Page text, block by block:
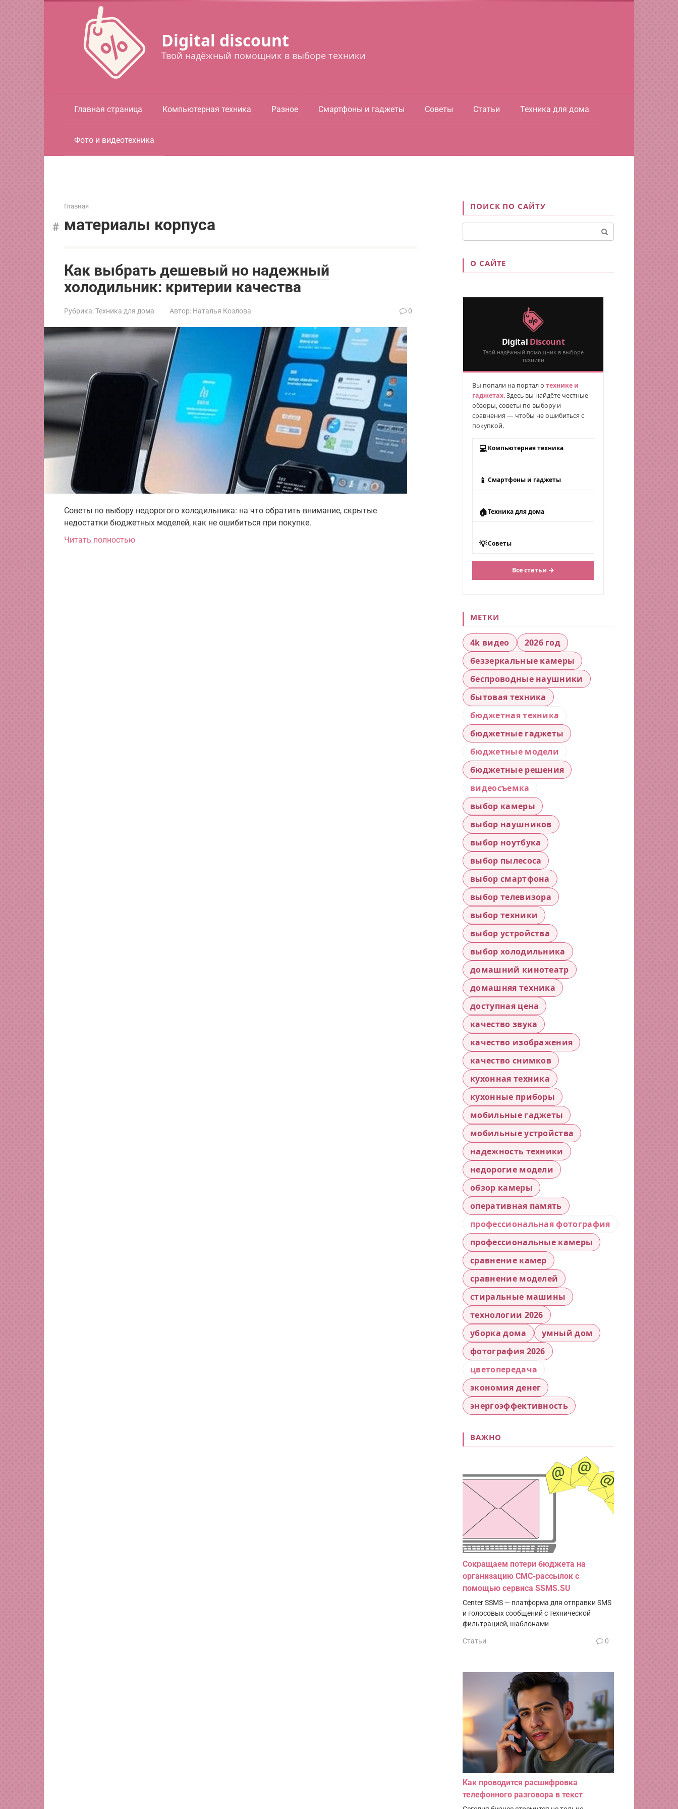
Digital discount
Твой надёжный помощник в выборе техники
Главная страница Компьютерная техника Разное Смартфоны и гаджеты Советы Статьи Техника для дома
Фото и видеотехника
Главная
материалы корпуса
Как выбрать дешевый но надежный
холодильник: критерии качества
Рубрика:Техника для дома Автор: Наталья Козлова 0
Советы по выбору недорогого холодильника: на что обратить внимание, скрытые
недостатки бюджетных моделей, как не ошибиться при покупке.
Читать полностью
ПОИСК ПО САЙТУ
О САЙТЕ
Digital Discount
Твой надёжный помощник в выборе
техники
Вы попали на портал о технике и
гаджетах. Здесь вы найдёте честные
обзоры, советы по выбору и
сравнения — чтобы не ошибиться с
покупкой.
💻 Компьютерная техника
📱 Смартфоны и гаджеты
🏠Техника для дома
💡Советы
Все статьи →
МЕТКИ
4k видео
2026 год
беззеркальные камеры
беспроводные наушники
бытовая техника
бюджетная техника
бюджетные гаджеты
бюджетные модели
бюджетные решения
видеосъемка
выбор камеры
выбор наушников
выбор ноутбука
выбор пылесоса
выбор смартфона
выбор телевизора
выбор техники
выбор устройства
выбор холодильника
домашний кинотеатр
домашняя техника
доступная цена
качество звука
качество изображения
качество снимков
кухонная техника
кухонные приборы
мобильные гаджеты
мобильные устройства
надежность техники
недорогие модели
обзор камеры
оперативная память
профессиональная фотография
профессиональные камеры
сравнение камер
сравнение моделей
стиральные машины
технологии 2026
уборка дома
умный дом
фотография 2026
цветопередача
экономия денег
энергоэффективность
ВАЖНО
Сокращаем потери бюджета на
организацию СМС-рассылок с
помощью сервиса SSMS.SU
Center SSMS — платформа для отправки SMS
и голосовых сообщений с технической
фильтрацией, шаблонами
Статьи 0
Как проводится расшифровка
телефонного разговора в текст